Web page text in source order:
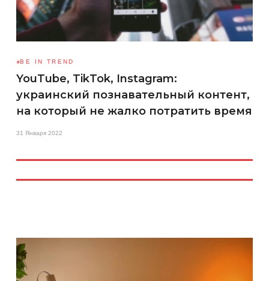
BE IN TREND
YouTube, TikTok, Instagram:
украинский познавательный контент,
на который не жалко потратить время
31 Января 2022